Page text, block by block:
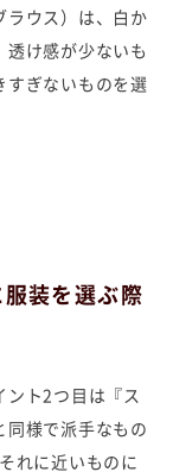
ラウス）は、白か
透け感が少ないも
すぎないものを選
服装を選ぶ際
ント2つ目は『ス
同様で派手なもの
れに近いものに